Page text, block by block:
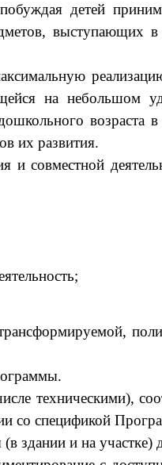
детей
выступающих
реализацию
на небольшом
возраста в
их развития.
и совместной
техническими),
со спецификой
здании и на